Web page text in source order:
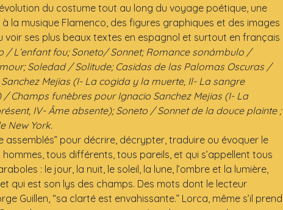
du costume tout au long du voyage poétique, une
la musique Flamenco, des figures graphiques et des images
ses plus beaux textes en espagnol et surtout en français
/ L’enfant fou; Soneto/ Sonnet; Romance sonámbulo /
Soledad / Solitude; Casidas de las Palomas Oscuras /
Mejias (I- La cogida y la muerte, Il- La sangre
Champs funèbres pour Ignacio Sanchez Mejias (I- La
IV- Âme absente); Soneto / Sonnet de la douce plainte ;
New York.
assemblés” pour décrire, décrypter, traduire ou évoquer le
tous différents, tous pareils, et qui s’appellent tous
: le jour, la nuit, le soleil, la lune, l’ombre et la lumière,
qui est son lys des champs. Des mots dont le lecteur
Guillen, “sa clarté est envahissante.” Lorca, même s’il prend